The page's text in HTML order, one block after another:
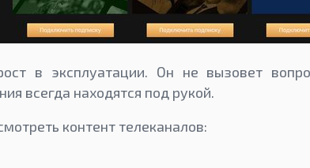
в эксплуатации. Он не вызовет
всегда находятся под рукой.
контент телеканалов: